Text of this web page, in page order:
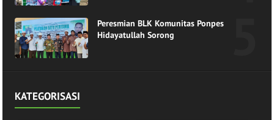
Peresmian BLK Komunitas Ponpes
Hidayatullah Sorong
KATEGORISASI